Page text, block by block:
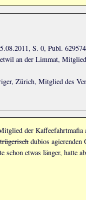
S. 0, Publ.
an der Limmat,
Zürich, Mitglied des
der Kaffeefahrtmafia
dubios agierenden
schon etwas länger, hatte